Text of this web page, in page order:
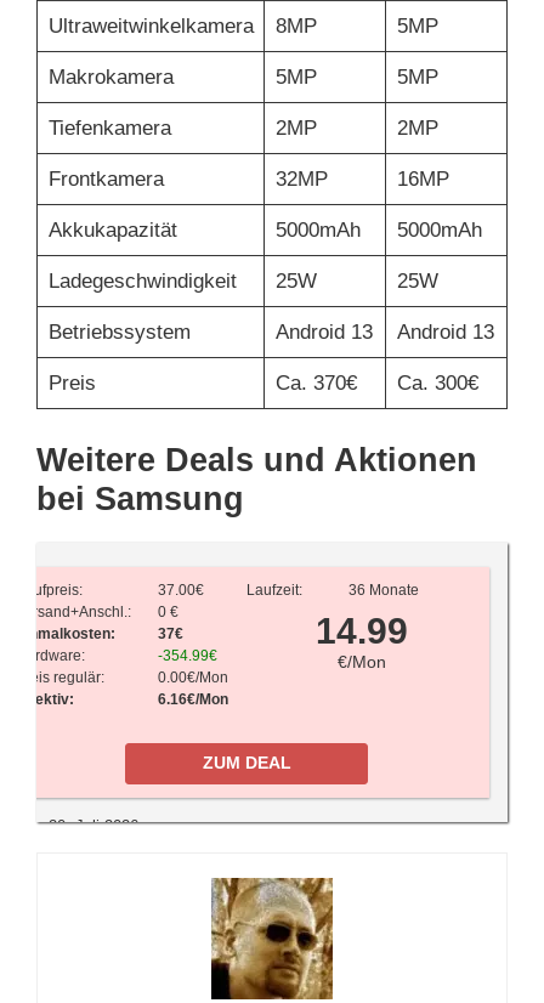
Ultraweitwinkelkamera 8MP 5MP
Makrokamera 5MP 5MP
Tiefenkamera 2MP 2MP
Frontkamera 32MP 16MP
Akkukapazität 5000mAh 5000mAh
Ladegeschwindigkeit 25W 25W
Betriebssystem Android 13 Android 13
Preis Ca. 370€ Ca. 300€
Weitere Deals und Aktionen
bei Samsung
Kaufpreis:
37.00€
Versand+Anschl.:
0 €
Einmalkosten:
37€
Hardware:
-354.99€
Preis regulär:
0.00€/Mon
Effektiv:
6.16€/Mon
Laufzeit: 36 Monate
14.99
€/Mon
ZUM DEAL
20. Juli 2026
nur noch 14,99 Euro monatlich
Aktuell sinken die Preise für die neuen Galaxy A56 von
bereits deutlich und man finde die Modelle mit solider